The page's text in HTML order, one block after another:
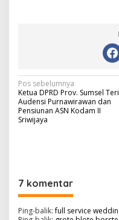
N
a
v
s
i
Pos sebelumnya
Ketua DPRD Prov. Sumsel
Audensi Purnawirawan dan
Pensiunan ASN Kodam II
Sriwijaya
7 komentar
Ping-balik:full service